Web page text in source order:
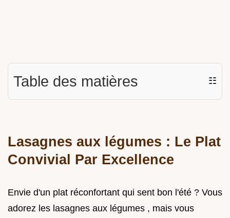
Table des matières ☷
Lasagnes aux légumes : Le Plat
Convivial Par Excellence
Envie d'un plat réconfortant qui sent bon l'été ? Vous
adorez les lasagnes aux légumes , mais vous